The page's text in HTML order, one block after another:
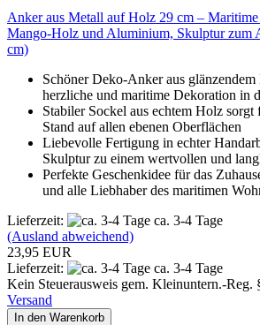
Anker aus Metall auf Holz 29 cm –
Mango-Holz und Aluminium, Skulptur zum
cm)
Schöner Deko-Anker aus
herzliche und maritime Dekoration in
Stabiler Sockel aus echtem Holz sorgt
Stand auf allen ebenen Oberflächen
Liebevolle Fertigung in echter
Skulptur zu einem wertvollen und
Perfekte Geschenkidee für das
und alle Liebhaber des maritimen
Lieferzeit:
ca. 3-4 Tage
(Ausland abweichend)
23,95 EUR
Lieferzeit:
ca. 3-4 Tage
Kein Steuerausweis gem. Kleinuntern.-Reg.
Versand
In den Warenkorb